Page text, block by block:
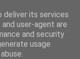
deliver its services
user-agent are
and security
usage